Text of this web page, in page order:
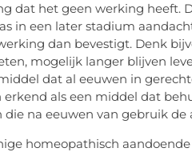
dat het geen werking heeft.
in een later stadium
dan bevestigt. Denk
mogelijk langer blijven
dat al eeuwen in
erkend als een middel dat
na eeuwen van gebruik
homeopathisch